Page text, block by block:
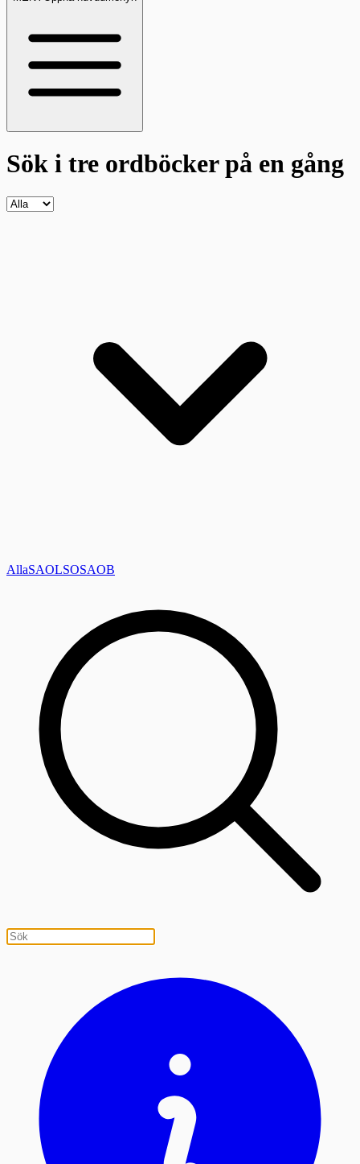
Sök i tre ordböckerpå en gång
AllaSAOLSOSAOB